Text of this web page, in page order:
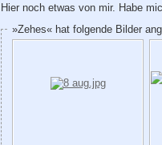
Hier noch etwas von mir. Habe
»Zehes« hat folgende Bilder